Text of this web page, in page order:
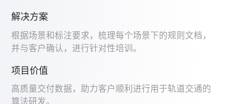
解决方案
根据场景和标注要求，梳理每个场景下的规则文档，
并与客户确认，进行针对性培训。
项目价值
高质量交付数据，助力客户顺利进行用于轨道交通的
算法研发。